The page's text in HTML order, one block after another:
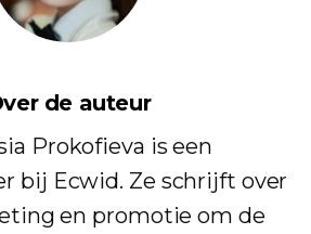
de auteur
Prokofieva is een
bij Ecwid. Ze schrijft over
en promotie om de